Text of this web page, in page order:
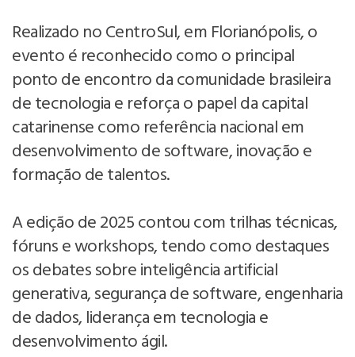
Realizado no CentroSul, em Florianópolis, o
evento é reconhecido como o principal
ponto de encontro da comunidade brasileira
de tecnologia e reforça o papel da capital
catarinense como referência nacional em
desenvolvimento de software, inovação e
formação de talentos.
A edição de 2025 contou com trilhas técnicas,
fóruns e workshops, tendo como destaques
os debates sobre inteligência artificial
generativa, segurança de software, engenharia
de dados, liderança em tecnologia e
desenvolvimento ágil.